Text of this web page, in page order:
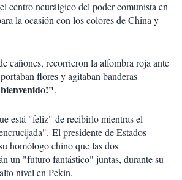
centro neurálgico del poder comunista en
la ocasión con los colores de China y
cañones, recorrieron la alfombra roja ante
flores y agitaban banderas
.
está "feliz" de recibirlo mientras el
El presidente de Estados
homólogo chino que las dos
un "futuro fantástico" juntas, durante su
nivel en Pekín.